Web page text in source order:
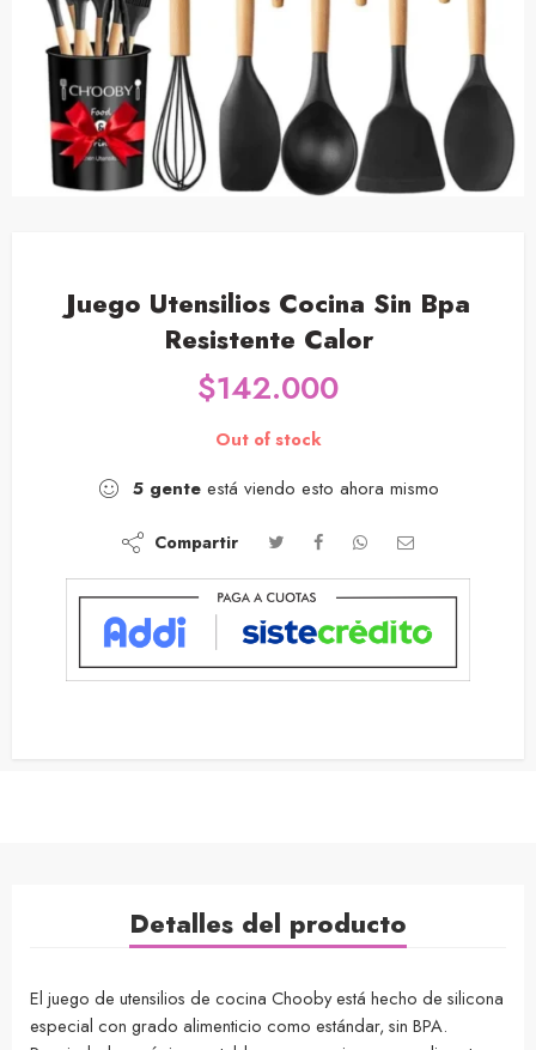
Juego Utensilios Cocina Sin Bpa
Resistente Calor
$142.000
Out of stock
5 gente está viendo esto ahora mismo
Compartir
Detalles del producto
El juego de utensilios de cocina Chooby está hecho de silicona
especial con grado alimenticio como estándar, sin BPA.